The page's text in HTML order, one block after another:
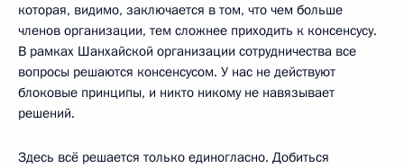
которая, видимо, заключается в том, что чем больше
членов организации, тем сложнее приходить к консенсусу.
В рамках Шанхайской организации сотрудничества все
вопросы решаются консенсусом. У нас не действуют
блоковые принципы, и никто никому не навязывает
решений.
Здесь всё решается только единогласно. Добиться